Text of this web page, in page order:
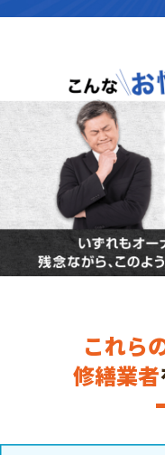
これら
修繕業者